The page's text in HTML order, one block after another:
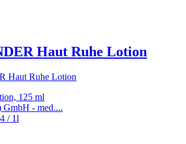
Haut Ruhe Lotion
125 ml
- med....
/ 1l